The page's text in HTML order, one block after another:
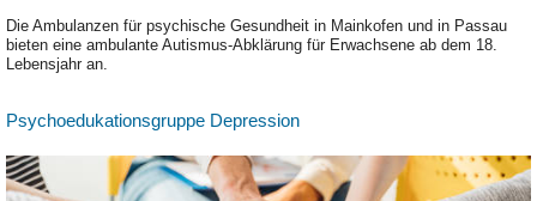
Die Ambulanzen für psychische Gesundheit in Mainkofen und in Passau
bieten eine ambulante Autismus-Abklärung für Erwachsene ab dem 18.
Lebensjahr an.
Psychoedukationsgruppe Depression